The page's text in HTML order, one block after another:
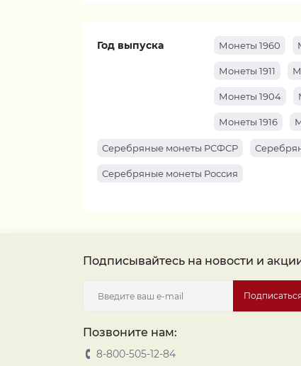
Год выпуска Монеты 1960
Монеты 1911
Монеты 1904
Монеты 1916
Серебряные монеты РСФСР
Серебряные монеты Россия
Подписывайтесь на новости и
Подписаться
Позвоните нам:
8-800-505-12-84